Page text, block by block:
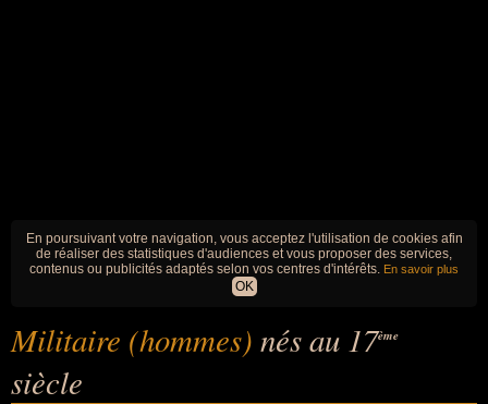
En poursuivant votre navigation, vous acceptez l'utilisation de cookies afin
de réaliser des statistiques d'audiences et vous proposer des services,
contenus ou publicités adaptés selon vos centres d'intérêts. En savoir plus
OK
Militaire (hommes) nés au 17ème
siècle